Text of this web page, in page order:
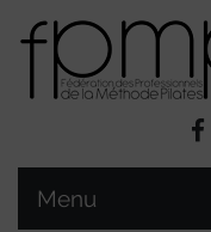
Menu